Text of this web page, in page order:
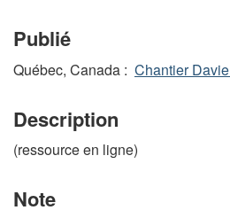
Publié
Québec, Canada : Chantier
Description
(ressource en ligne)
Note